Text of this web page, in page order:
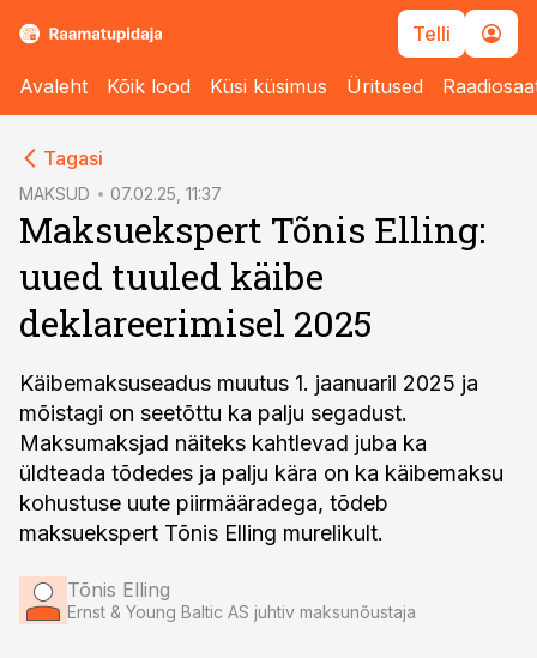
Telli
Avaleht Kõik lood Küsi küsimus Üritused
Tagasi
MAKSUD 07.02.25, 11:37
Maksuekspert Tõnis Elling:
uued tuuled käibe
deklareerimisel 2025
Käibemaksuseadus muutus 1. jaanuaril 2025 ja
mõistagi on seetõttu ka palju segadust.
Maksumaksjad näiteks kahtlevad juba ka
üldteada tõdedes ja palju kära on ka käibemaksu
kohustuse uute piirmääradega, tõdeb
maksuekspert Tõnis Elling murelikult.
Tõnis Elling
Ernst & Young Baltic AS juhtiv maksunõustaja